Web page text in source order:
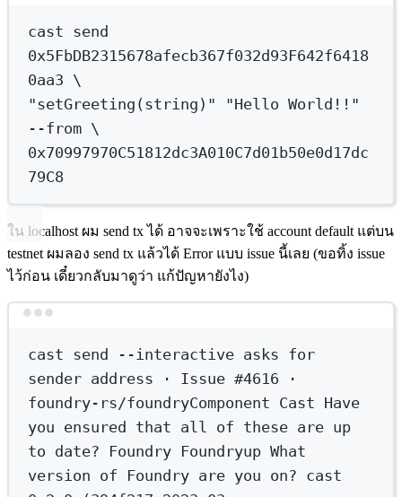
cast send
0x5FbDB2315678afecb367f032d93F642f6418
0aa3 \
"setGreeting(string)"
"Hello World!!"
--from \
0x70997970C51812dc3A010C7d01b50e0d17dc
79C8
ใน localhost ผม send tx ได้ อาจจะเพราะใช้ account default แต่บน
testnet ผมลอง send tx แล้วได้ Error แบบ issue นี้เลย (ขอทิ้ง issue
ไว้ก่อน เดี๋ยวกลับมาดูว่า แก้ปัญหายังไง)
cast send --interactive asks for
sender address · Issue #4616 ·
foundry-rs/foundryComponent Cast Have
you ensured that all of these are up
to date? Foundry Foundryup What
version of Foundry are you on? cast